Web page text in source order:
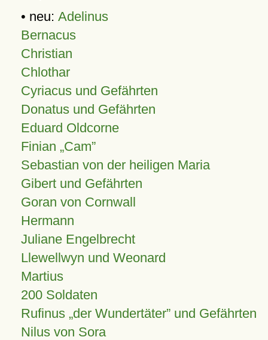
• neu: Adelinus
Bernacus
Christian
Chlothar
Cyriacus und Gefährten
Donatus und Gefährten
Eduard Oldcorne
Finian Cam
Sebastian von der heiligen Maria
Gibert und Gefährten
Goran von Cornwall
Hermann
Juliane Engelbrecht
Llewellwyn und Weonard
Martius
200 Soldaten
Rufinus „der Wundertäter” und Gefährten
Nilus von Sora